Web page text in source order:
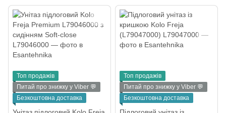
Топ продажів
Питай про знижку у Viber 💬
Безкоштовна доставка
Топ продажів
Питай про знижку у Viber 💬
Безкоштовна доставка